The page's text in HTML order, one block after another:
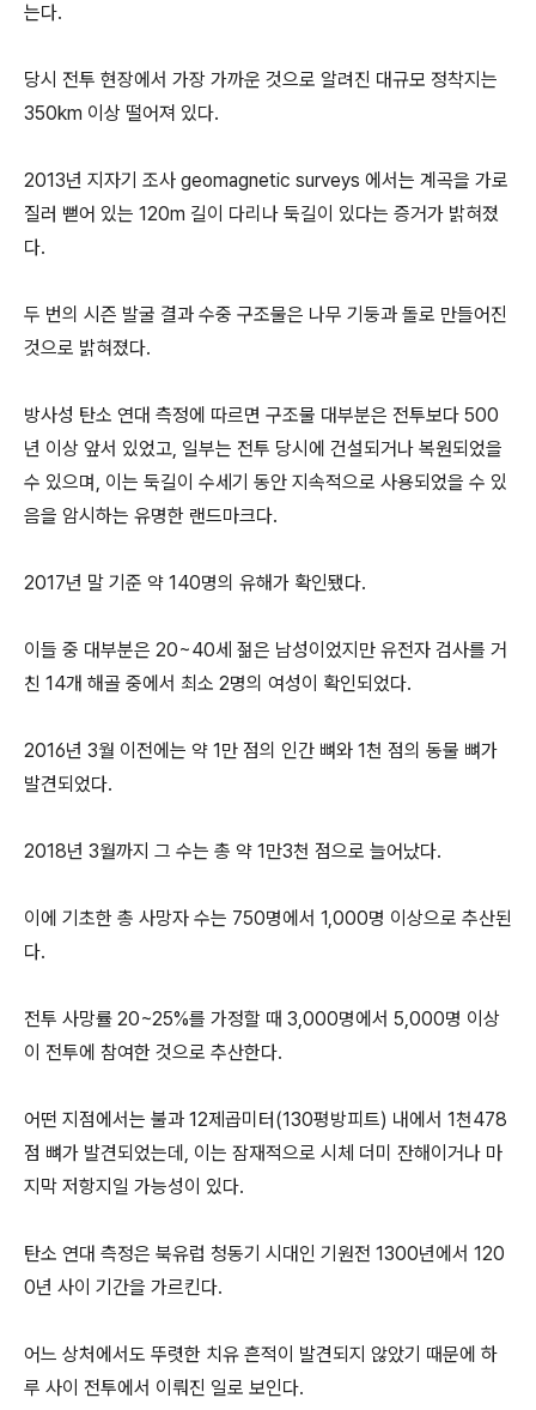
는다.
당시 전투 현장에서 가장 가까운 것으로 알려진 대규모 정착지는
350km 이상 떨어져 있다.
2013년 지자기 조사 geomagnetic surveys 에서는 계곡을 가로
질러 뻗어 있는 120m 길이 다리나 둑길이 있다는 증거가 밝혀졌
다.
두 번의 시즌 발굴 결과 수중 구조물은 나무 기둥과 돌로 만들어진
것으로 밝혀졌다.
방사성 탄소 연대 측정에 따르면 구조물 대부분은 전투보다 500
년 이상 앞서 있었고, 일부는 전투 당시에 건설되거나 복원되었을
수 있으며, 이는 둑길이 수세기 동안 지속적으로 사용되었을 수 있
음을 암시하는 유명한 랜드마크다.
2017년 말 기준 약 140명의 유해가 확인됐다.
이들 중 대부분은 20~40세 젊은 남성이었지만 유전자 검사를 거
친 14개 해골 중에서 최소 2명의 여성이 확인되었다.
2016년 3월 이전에는 약 1만 점의 인간 뼈와 1천 점의 동물 뼈가
발견되었다.
2018년 3월까지 그 수는 총 약 1만3천 점으로 늘어났다.
이에 기초한 총 사망자 수는 750명에서 1,000명 이상으로 추산된
다.
전투 사망률 20~25%를 가정할 때 3,000명에서 5,000명 이상
이 전투에 참여한 것으로 추산한다.
어떤 지점에서는 불과 12제곱미터(130평방피트) 내에서 1천478
점 뼈가 발견되었는데, 이는 잠재적으로 시체 더미 잔해이거나 마
지막 저항지일 가능성이 있다.
탄소 연대 측정은 북유럽 청동기 시대인 기원전 1300년에서 120
0년 사이 기간을 가르킨다.
어느 상처에서도 뚜렷한 치유 흔적이 발견되지 않았기 때문에 하
루 사이 전투에서 이뤄진 일로 보인다.